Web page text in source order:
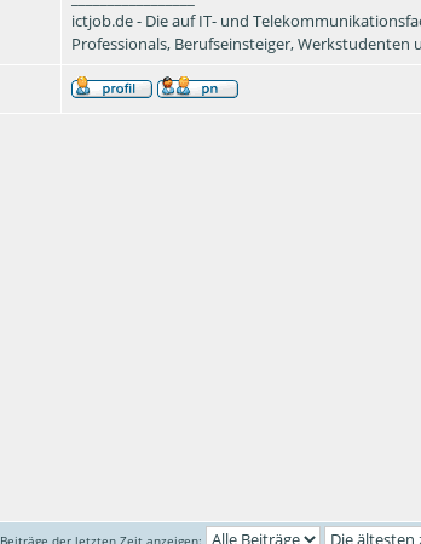
ictjob.de - Die auf IT- und
Professionals, Berufseinsteiger, Werkstudenten
Beiträge der letzten Zeit anzeigen: